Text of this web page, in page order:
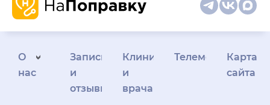
О
нас
Запись
и
отзывы
Клиникам
и
врачам
Телемедицина
Карта
сайта